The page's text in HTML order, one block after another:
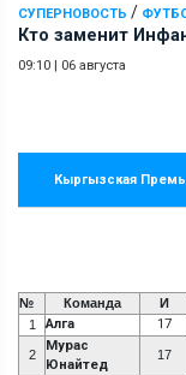
СУПЕРНОВОСТЬ /
Кто заменит
09:10 | 06 августа
Кыргызская
№ Команда И
1
Алга 17
2
Мурас
Юнайтед
17